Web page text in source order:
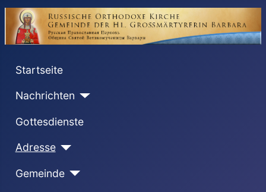
Startseite
Nachrichten
Gottesdienste
Adresse
Gemeinde